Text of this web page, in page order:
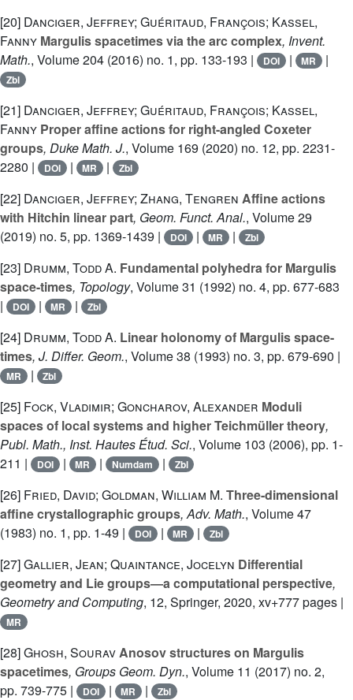
[20] Danciger, Jeffrey; Guéritaud, François; Kassel,
Fanny Margulis spacetimes via the arc complex, Invent.
Math., Volume 204 (2016) no. 1, pp. 133-193 | DOI | MR |
Zbl
[21] Danciger, Jeffrey; Guéritaud, François; Kassel,
Fanny Proper affine actions for right-angled Coxeter
groups, Duke Math. J., Volume 169 (2020) no. 12, pp. 2231-
2280 |
DOI | MR | Zbl
[22] Danciger, Jeffrey; Zhang, Tengren Affine actions
with Hitchin linear part, Geom. Funct. Anal., Volume 29
(2019) no. 5, pp. 1369-1439 |
DOI | MR | Zbl
[23] Drumm, Todd A. Fundamental polyhedra for Margulis
space-times, Topology, Volume 31 (1992) no. 4, pp. 677-683
|
DOI | MR | Zbl
[24] Drumm, Todd A. Linear holonomy of Margulis space-
times, J. Differ. Geom., Volume 38 (1993) no. 3, pp. 679-690 |
MR | Zbl
[25] Fock, Vladimir; Goncharov, Alexander Moduli
spaces of local systems and higher Teichmüller theory,
Publ. Math., Inst. Hautes Étud. Sci., Volume 103 (2006), pp. 1-
211 |
DOI | MR | Numdam | Zbl
[26] Fried, David; Goldman, William M. Three-dimensional
affine crystallographic groups, Adv. Math., Volume 47
(1983) no. 1, pp. 1-49 |
DOI | MR | Zbl
[27]Gallier, Jean; Quaintance, Jocelyn Differential
geometry and Lie groups—a computational perspective,
Geometry and Computing, 12, Springer, 2020, xv+777 pages |
MR
[28]Ghosh, SouravAnosov structures on Margulis
spacetimes, Groups Geom. Dyn., Volume 11 (2017) no. 2,
pp. 739-775 |
DOI | MR | Zbl